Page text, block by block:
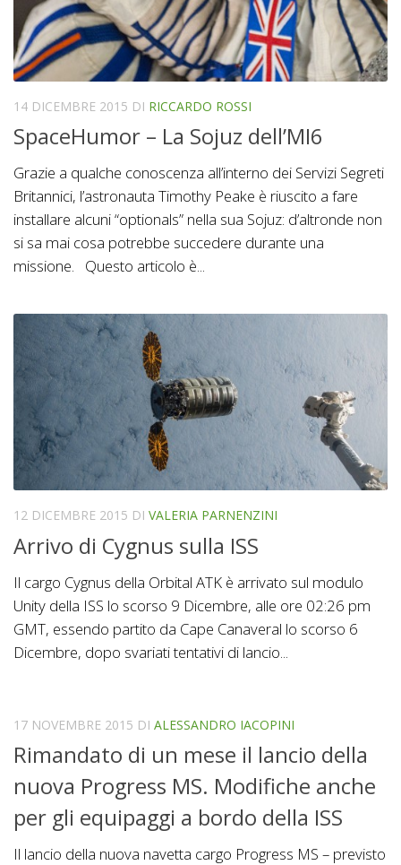
14 DICEMBRE 2015 DI RICCARDO ROSSI
SpaceHumor – La Sojuz dell’MI6
Grazie a qualche conoscenza all’interno dei Servizi Segreti
Britannici, l’astronauta Timothy Peake è riuscito a fare
installare alcuni “optionals” nella sua Sojuz: d’altronde non
si sa mai cosa potrebbe succedere durante una
missione. Questo articolo è...
12 DICEMBRE 2015 DI VALERIA PARNENZINI
Arrivo di Cygnus sulla ISS
Il cargo Cygnus della Orbital ATK è arrivato sul modulo
Unity della ISS lo scorso 9 Dicembre, alle ore 02:26 pm
GMT, essendo partito da Cape Canaveral lo scorso 6
Dicembre, dopo svariati tentativi di lancio...
17 NOVEMBRE 2015 DI ALESSANDRO IACOPINI
Rimandato di un mese il lancio della
nuova Progress MS. Modifiche anche
per gli equipaggi a bordo della ISS
Il lancio della nuova navetta cargo Progress MS – previsto